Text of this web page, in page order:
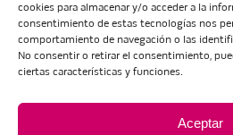
cookies para almacenar y/o acceder a la
consentimiento de estas tecnologías nos
comportamiento de navegación o las
No consentir o retirar el consentimiento,
ciertas características y funciones.
Aceptar
Escuela de Arte de Zaragoza
María Zambrano, 5
50018 Zaragoza
eartezaragoza@educa.aragon.es